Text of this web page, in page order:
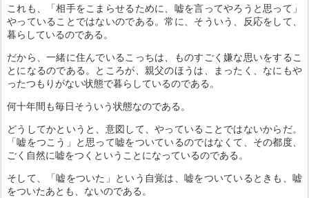
これも、「相手をこまらせるために、嘘を言ってやろうと思って」
やっていることではないのである。常に、そういう、反応をして、
暮らしているのである。
だから、一緒に住んでいるこっちは、ものすごく嫌な思いをするこ
とになるのである。ところが、親父のほうは、まったく、なにもや
ったつもりがない状態で暮らしているのである。
何十年間も毎日そういう状態なのである。
どうしてかというと、意図して、やっていることではないからだ。
「嘘をつこう」と思って嘘をついているのではなくて、その都度、
ごく自然に嘘をつくということになっているのである。
そして、「嘘をついた」という自覚は、嘘をついているときも、嘘
をついたあとも、ないのである。